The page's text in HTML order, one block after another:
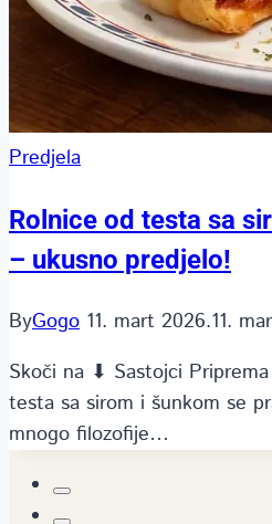
Predjela
Rolnice od testa sa
– ukusno predjelo!
ByGogo 11. mart 2026.11.
Skoči na ⬇ Sastojci
testa sa sirom i šunkom se
mnogo filozofije…